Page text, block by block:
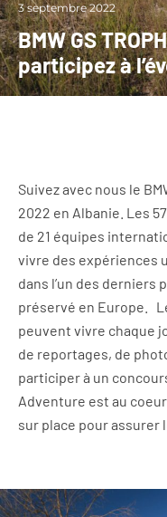
3 septembre 2022
BMW GS
participez à
Suivez avec nous le
2022 en Albanie. Les
de 21 équipes
vivre des expériences
dans l’un des
préservé en Europe.
peuvent vivre chaque
de reportages, de
participer à un
Adventure est au
sur place pour assurer